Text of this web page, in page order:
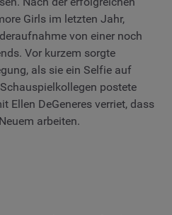
Girls im letzten Jahr,
von einer noch
Vor kurzem sorgte
als sie ein Selfie auf
postete
Ellen DeGeneres verriet, dass
arbeiten.